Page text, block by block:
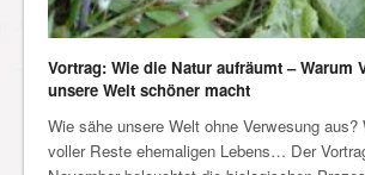
Vortrag: Wie die Natur aufräumt – Warum
unsere Welt schöner macht
Wie sähe unsere Welt ohne Verwesung aus?
voller Reste ehemaligen Lebens… Der